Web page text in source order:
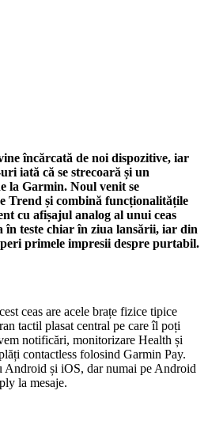
încărcată de noi dispozitive, iar
iată că se strecoară și un
la Garmin. Noul venit se
Trend și combină funcționalitățile
cu afișajul analog al unui ceas
în teste chiar în ziua lansării, iar din
primele impresii despre purtabil.
ceas are acele brațe fizice tipice
tactil plasat central pe care îl poți
notificări, monitorizare Health și
contactless folosind Garmin Pay.
Android și iOS, dar numai pe Android
la mesaje.